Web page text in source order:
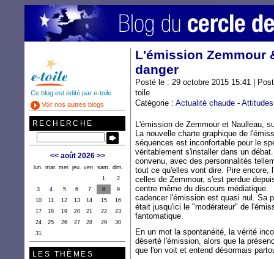
L'émission Zemmour
danger
Posté le : 29 octobre 2015 15:41 |
toile
Catégorie : Actualité chaude - Attitudes
L'émission de Zemmour et Naulleau,
La nouvelle charte graphique de
séquences est inconfortable pour le
véritablement s'installer dans un
convenu, avec des personnalités
tout ce qu'elles vont dire. Pire encore,
celles de Zemmour, s'est perdue
centre même du discours médiatique.
cadencer l'émission est quasi nul. Sa
était jusqu'ici le "modérateur" de
fantomatique.
En un mot la spontanéité, la vérité
déserté l'émission, alors que la
que l'on voit et entend désormais
Ce blog est édité par e-toile
Voir nos autres blogs
RECHERCHE
<< août 2026 >>
lun. mar. mer. jeu. ven. sam.
dim.
1
2
3
4 5 6 7 8
9
10
11 12 13 14 15
16
17
18 19 20 21 22
23
24
25 26 27 28 29
30
31
LES THÈMES